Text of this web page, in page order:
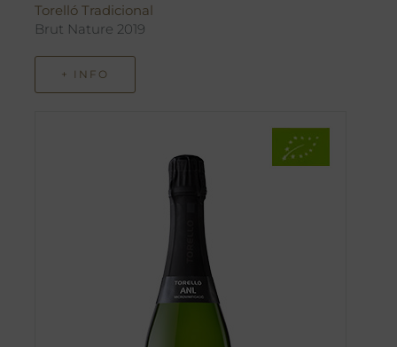
Torelló Tradicional
Brut Nature 2019
+ INFO